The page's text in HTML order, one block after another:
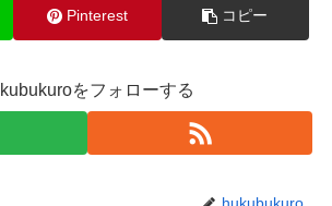
Pinterest コピー
をフォローする